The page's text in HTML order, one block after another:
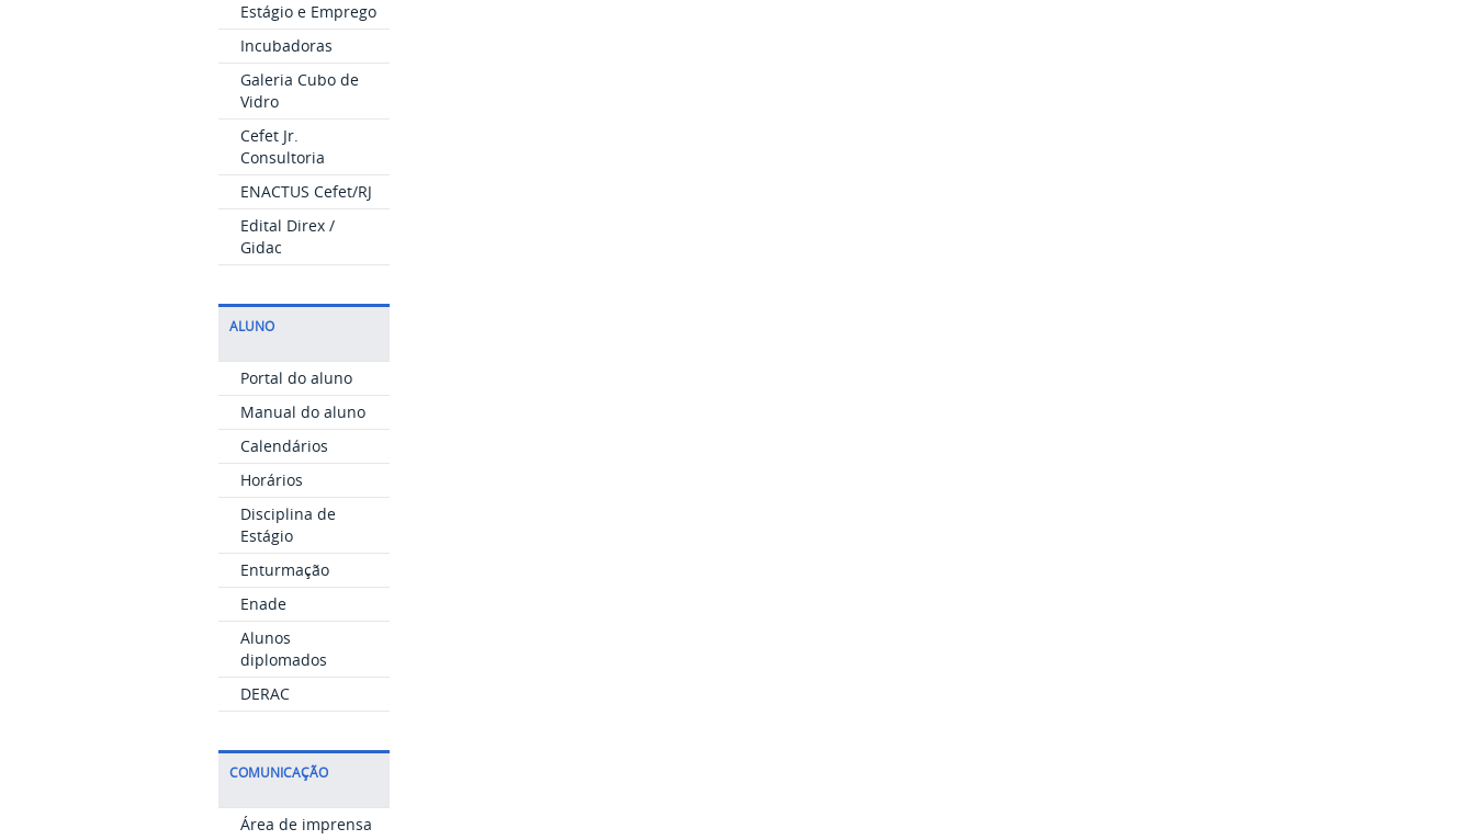
Estágio e Emprego
Incubadoras
Galeria Cubo de
Vidro
Cefet Jr.
Consultoria
ENACTUS Cefet/RJ
Edital Direx /
Gidac
ALUNO
Portal do aluno
Manual do aluno
Calendários
Horários
Disciplina de
Estágio
Enturmação
Enade
Alunos
diplomados
DERAC
COMUNICAÇÃO
Área de imprensa